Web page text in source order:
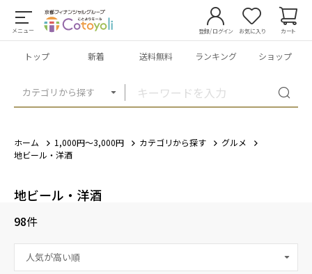
メニュー
カテゴリから探す
登録/ログイン お気に入り カート
トップ 新着 送料無料 ランキング ショップ
ホーム 1,000円～3,000円 カテゴリから探す
グルメ
地ビール・洋酒
地ビール・洋酒
98件